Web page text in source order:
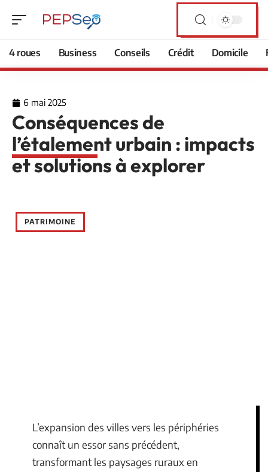
4 roues Business Conseils Crédit Domicile
6 mai 2025
Conséquences de
l’étalement urbain : impacts
et solutions à explorer
PATRIMOINE
L’expansion des villes vers les périphéries
connaît un essor sans précédent,
transformant les paysages ruraux en